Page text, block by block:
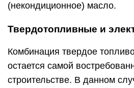
(некондиционное) масло.
Твердотопливные и
Комбинация твердое
остается самой
строительстве. В данном